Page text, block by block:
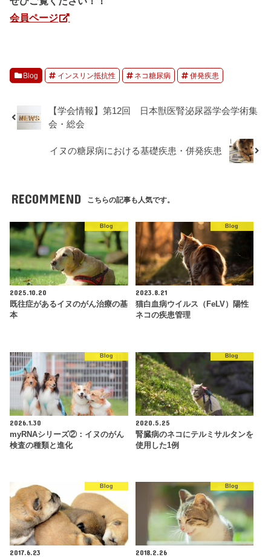
会員ページ
Blog インスリン抵抗性 ネコ糖尿病 併発疾患
【学会情報】第12回 日本獣医腎泌尿器学会学術集
会・総会
イヌの糖尿病における基礎疾患・併発疾患
RECOMMEND こちらの記事も人気です。
Blog
2025.10.20
既往症があるイヌのがん治療の基
本
Blog
2023.8.21
猫白血病ウイルス（FeLV）陽性
ネコの疾患管理
Blog
2026.1.30
myRNAシリーズ②：イヌのがん
検査の種類と進化
Blog
2020.5.25
腎臓病のネコにテルミサルタンを
使用した1例
Blog
2017.6.23
Blog
2018.2.26